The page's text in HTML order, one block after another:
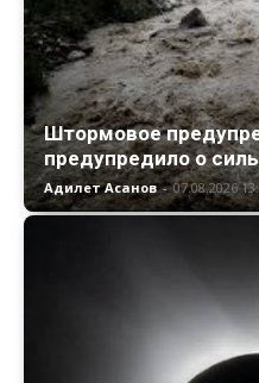
Штормовое
предупредило о
Адилет Асанов - 07.08.2026